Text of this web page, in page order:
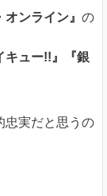
オンライン』 の
キュー!!』『銀
忠実だと思うの